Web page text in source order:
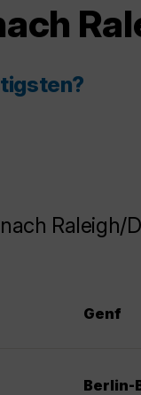
Raleigh/
Genf
Berlin-